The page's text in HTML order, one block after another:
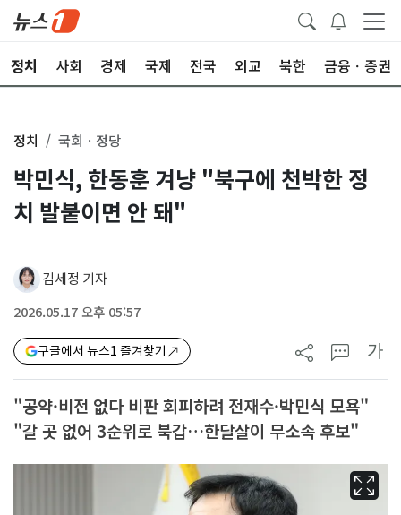
정치 사회 경제 국제 전국 외교 북한 금융ㆍ증권
정치 국회ㆍ정당
박민식, 한동훈 겨냥 "북구에 천박한 정
치 발붙이면 안 돼"
김세정 기자
2026.05.17 오후 05:57
구글에서 뉴스1 즐겨찾기 가
"공약·비전 없다 비판 회피하려 전재수·박민식 모욕"
"갈 곳 없어 3순위로 북갑…한달살이 무소속 후보"